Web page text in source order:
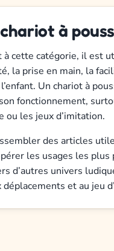
à
à cette catégorie, il est
la prise en main, la
l’enfant. Un chariot à
fonctionnement,
ou les jeux d’imitation.
des articles
les usages les plus
d’autres univers
et au jeu